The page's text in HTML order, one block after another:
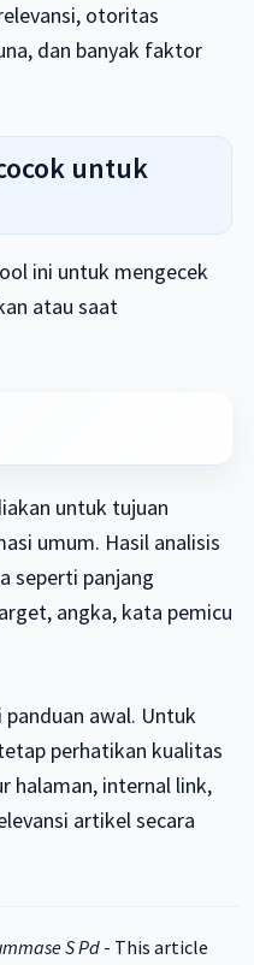
otoritas
dan banyak faktor
untuk
ini untuk mengecek
atau saat
untuk tujuan
umum. Hasil analisis
seperti panjang
angka, kata pemicu
awal. Untuk
perhatikan kualitas
halaman, internal link,
artikel secara
S Pd - This article